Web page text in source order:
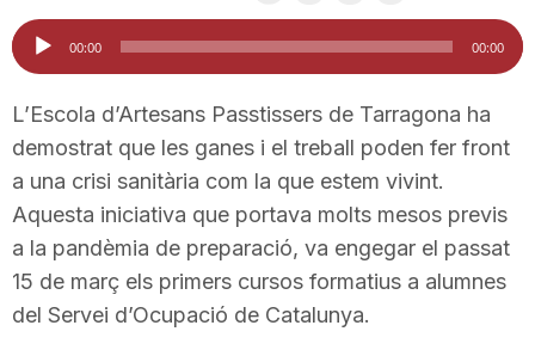
t
a
t
Reproductor
d'àudio
00:00 00:00
L’Escola d’Artesans Passtissers de Tarragona ha
demostrat que les ganes i el treball poden fer front
a una crisi sanitària com la que estem vivint.
Aquesta iniciativa que portava molts mesos previs
a la pandèmia de preparació, va engegar el passat
15 de març els primers cursos formatius a alumnes
del Servei d’Ocupació de Catalunya.